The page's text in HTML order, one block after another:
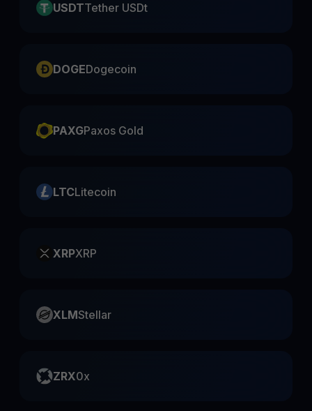
USDTTether USDt
DOGEDogecoin
PAXGPaxos Gold
LTCLitecoin
XRPXRP
XLMStellar
ZRX0x